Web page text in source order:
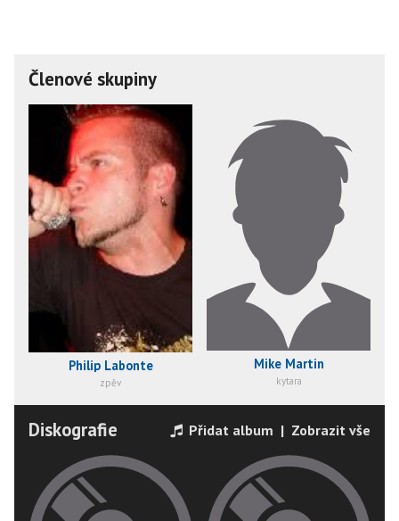
Členové skupiny
Philip Labonte
zpěv
Mike Martin
kytara
Diskografie Přidat album | Zobrazit vše